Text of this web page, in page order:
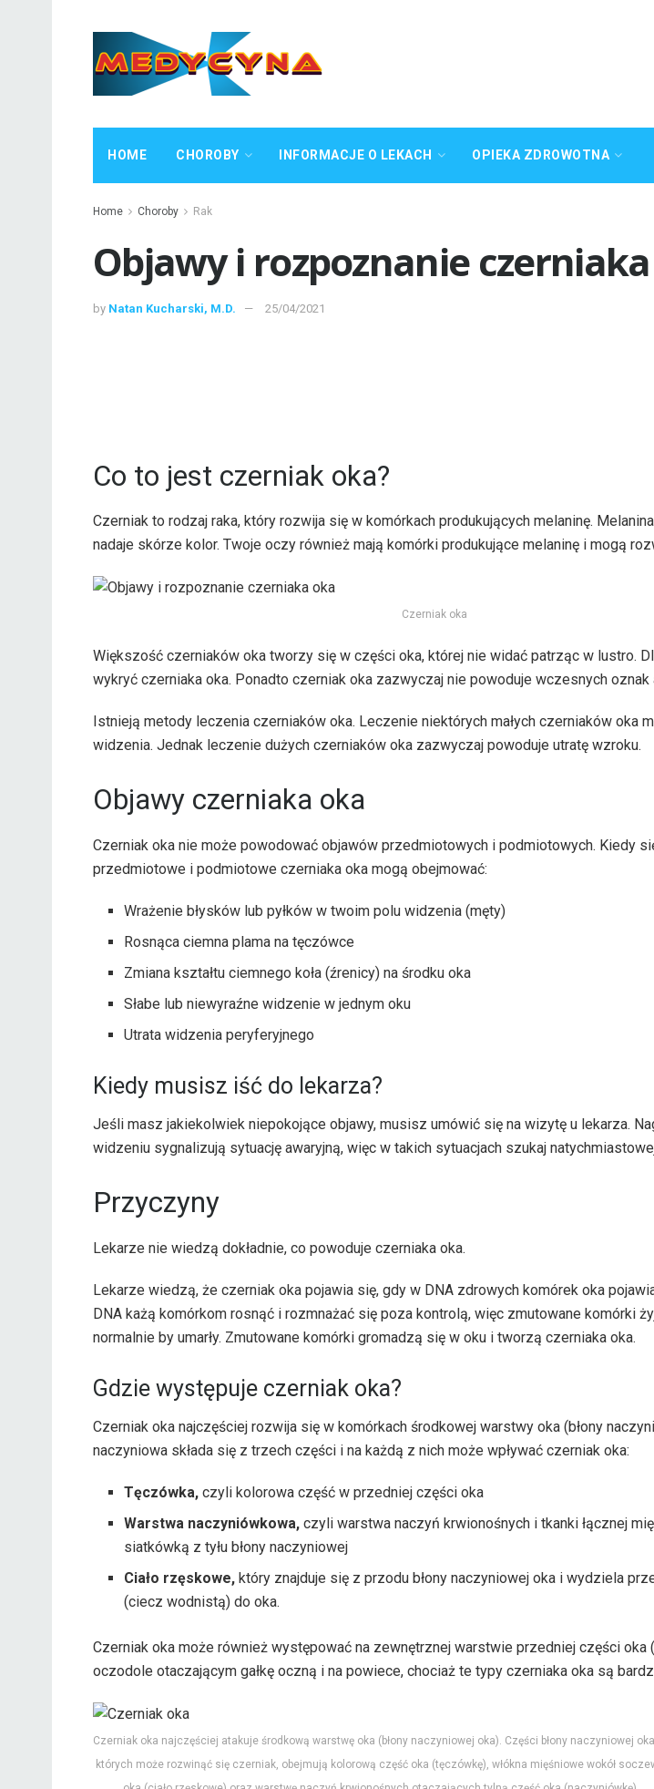
HOME CHOROBY INFORMACJE O LEKACH OPIEKA ZDROWOTNA
Home Choroby Rak
Objawy i rozpoznanie
by Natan Kucharski, M.D. 25/04/2021
Co to jest czerniak oka?
Czerniak to rodzaj raka, który rozwija się w komórkach produkujących melaninę.
nadaje skórze kolor. Twoje oczy również mają komórki produkujące melaninę i mogą
Czerniak oka
Większość czerniaków oka tworzy się w części oka, której nie widać patrząc w lustro.
wykryć czerniaka oka. Ponadto czerniak oka zazwyczaj nie powoduje wczesnych oznak
Istnieją metody leczenia czerniaków oka. Leczenie niektórych małych czerniaków oka
widzenia. Jednak leczenie dużych czerniaków oka zazwyczaj powoduje utratę wzroku.
Objawy czerniaka oka
Czerniak oka nie może powodować objawów przedmiotowych i podmiotowych. Kiedy
przedmiotowe i podmiotowe czerniaka oka mogą obejmować:
Wrażenie błysków lub pyłków w twoim polu widzenia (męty)
Rosnąca ciemna plama na tęczówce
Zmiana kształtu ciemnego koła (źrenicy) na środku oka
Słabe lub niewyraźne widzenie w jednym oku
Utrata widzenia peryferyjnego
Kiedy musisz iść do lekarza?
Jeśli masz jakiekolwiek niepokojące objawy, musisz umówić się na wizytę u lekarza.
widzeniu sygnalizują sytuację awaryjną, więc w takich sytuacjach szukaj
Przyczyny
Lekarze nie wiedzą dokładnie, co powoduje czerniaka oka.
Lekarze wiedzą, że czerniak oka pojawia się, gdy w DNA zdrowych komórek oka
DNA każą komórkom rosnąć i rozmnażać się poza kontrolą, więc zmutowane komórki
normalnie by umarły. Zmutowane komórki gromadzą się w oku i tworzą czerniaka oka.
Gdzie występuje czerniak oka?
Czerniak oka najczęściej rozwija się w komórkach środkowej warstwy oka (błony
naczyniowa składa się z trzech części i na każdą z nich może wpływać czerniak oka:
Tęczówka, czyli kolorowa część w przedniej części oka
Warstwa naczyniówkowa, czyli warstwa naczyń krwionośnych i tkanki łącznej
siatkówką z tyłu błony naczyniowej
Ciało rzęskowe, który znajduje się z przodu błony naczyniowej oka i wydziela
(ciecz wodnistą) do oka.
Czerniak oka może również występować na zewnętrznej warstwie przedniej części oka
oczodole otaczającym gałkę oczną i na powiece, chociaż te typy czerniaka oka są
Czerniak oka najczęściej atakuje środkową warstwę oka (błony naczyniowej oka). Części błony naczyniowej
których może rozwinąć się czerniak, obejmują kolorową część oka (tęczówkę), włókna mięśniowe wokół